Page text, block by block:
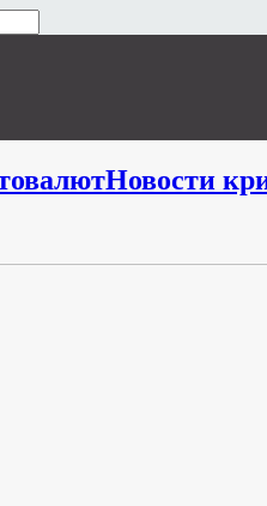
Новости